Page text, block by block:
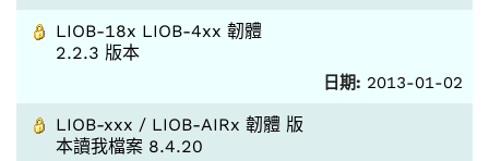
LIOB-18x LIOB-4xx 韌體
2.2.3 版本
日期: 2013-01-02
LIOB-xxx / LIOB-AIRx 韌體 版
本讀我檔案 8.4.20